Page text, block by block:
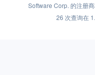
Software Corp. 的注册
26 次查询在